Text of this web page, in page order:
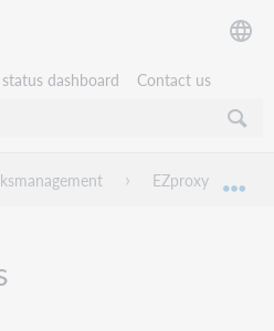
dashboard Contact us
verbergenEZproxy